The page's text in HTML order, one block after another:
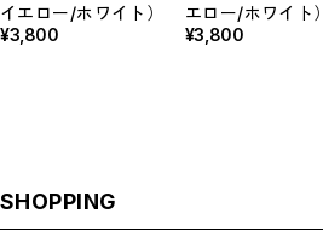
イエロー/ホワイト）
¥3,800
エロー/ホワイト）
¥3,800
SHOPPING